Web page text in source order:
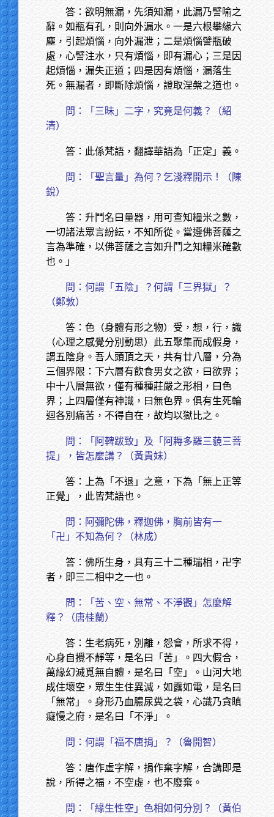
答：欲明無漏，先須知漏，此漏乃譬喻之
辭。如瓶有孔，則向外漏水。一是六根攀緣六
塵，引起煩惱，向外漏泄；二是煩惱譬瓶破
處，心譬注水，只有煩惱，即有漏心；三是因
起煩惱，漏失正道；四是因有煩惱，漏落生
死。無漏者，即斷除煩惱，證取涅槃之道也。
問：「三昧」二字，究竟是何義？（紹
清）
答：此係梵語，翻譯華語為「正定」義。
問：「聖言量」為何？乞淺釋開示！（陳
銳）
答：升鬥名曰量器，用可查知糧米之數，
一切諸法眾言紛紜，不知所從。當遵佛菩薩之
言為準確，以佛菩薩之言如升鬥之知糧米確數
也。」
問：何謂「五陰」？何謂「三界獄」？
（鄭敦）
答：色（身體有形之物）受，想，行，識
（心理之感覺分別動思）此五聚集而成假身，
謂五陰身。吾人頭頂之天，共有廿八層，分為
三個界限：下六層有飲食男女之欲，曰欲界；
中十八層無欲，僅有種種莊嚴之形相，曰色
界；上四層僅有神識，曰無色界。俱有生死輪
迴各別痛苦，不得自在，故均以獄比之。
問：「阿鞞跋致」及「阿耨多羅三藐三菩
提」，皆怎麼講？（黃貴妹）
答：上為「不退」之意，下為「無上正等
正覺」，此皆梵語也。
問：阿彌陀佛，釋迦佛，胸前皆有一
「卍」不知為何？（林成）
答：佛所生身，具有三十二種瑞相，卍字
者，即三二相中之一也。
問：「苦、空、無常、不淨觀」怎麼解
釋？（唐桂蘭）
答：生老病死，別離，怨會，所求不得，
心身自攪不靜等，是名曰「苦」。四大假合，
萬緣幻滅覓無自體，是名曰「空」。山河大地
成住壞空，眾生生住異滅，如露如電，是名曰
「無常」。身形乃血膿尿糞之袋，心識乃貪瞋
癡慢之府，是名曰「不淨」。
問：何謂「福不唐捐」？（魯開智）
答：唐作虛字解，捐作棄字解，合講即是
說，所得之福，不空虛，也不廢棄。
問：「緣生性空」色相如何分別？（黃伯